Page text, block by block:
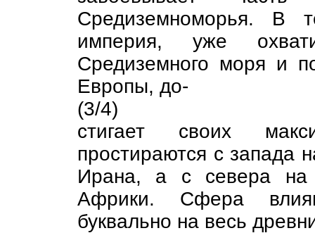
Средиземноморья. В
империя, уже
Средиземного моря и
Европы, до-
(3/4)
стигает своих
простираются с запада
Ирана, а с севера
Африки. Сфера
буквально на весь